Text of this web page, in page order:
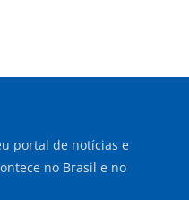
portal de notícias e
no Brasil e no